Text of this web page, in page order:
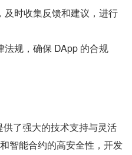
及时收集反馈和建议，进行
法规，确保 DApp 的合规
了强大的技术支持与灵活
智能合约的高安全性，开发